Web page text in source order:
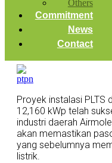
Others
Commitment
News
Contact
Proyek instalasi
12,160 kWp telah
industri daerah
akan memastikan
yang sebelumnya
listrik.